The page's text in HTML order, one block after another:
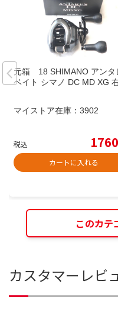
元箱 18 SHIMANO アンタ
ベイト シマノ DC MD XG
マイストア在庫： 3902
税込
カートに入れる
このカテ
カスタマーレビ